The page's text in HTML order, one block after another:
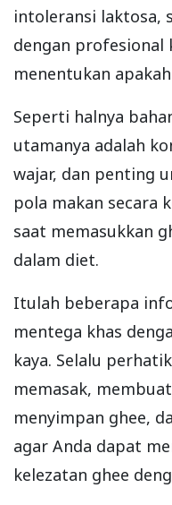
intoleransi laktosa,
dengan profesional
menentukan
Seperti halnya
utamanya adalah
wajar, dan penting
pola makan secara
saat memasukkan
dalam diet.
Itulah beberapa
mentega khas
kaya. Selalu
memasak,
menyimpan ghee,
agar Anda dapat
kelezatan ghee